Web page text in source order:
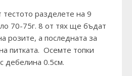
тестото разделете на 9
70-75г. 8 от тях ще бъдат
розите, а последната за
питката. Осемте топки
дебелина 0.5см.